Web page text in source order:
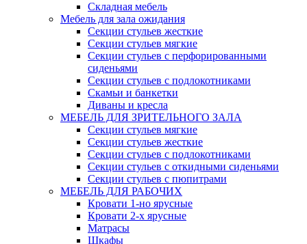
Складная мебель
Мебель для зала ожидания
Секции стульев жесткие
Секции стульев мягкие
Секции стульев с перфорированными
сиденьями
Секции стульев с подлокотниками
Скамьи и банкетки
Диваны и кресла
МЕБЕЛЬ ДЛЯ ЗРИТЕЛЬНОГО ЗАЛА
Секции стульев мягкие
Секции стульев жесткие
Секции стульев с подлокотниками
Секции стульев с откидными сиденьями
Секции стульев с пюпитрами
МЕБЕЛЬ ДЛЯ РАБОЧИХ
Кровати 1-но ярусные
Кровати 2-х ярусные
Матрасы
Шкафы